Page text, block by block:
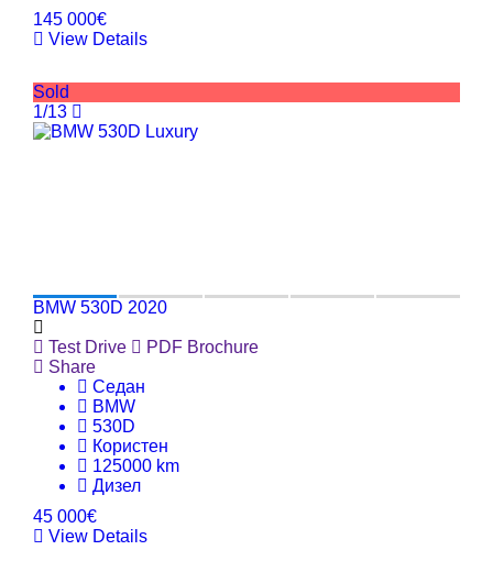
145 000€
View Details
Sold
1/13
BMW 530D 2020
Test Drive
PDF Brochure
Share
Седан
BMW
530D
Користен
125000 km
Дизел
45 000€
View Details